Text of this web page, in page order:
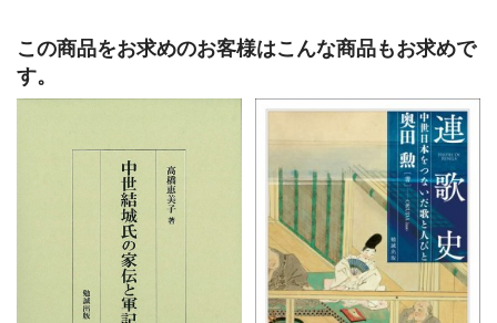
この商品をお求めのお客様はこんな商品もお求めで
す。